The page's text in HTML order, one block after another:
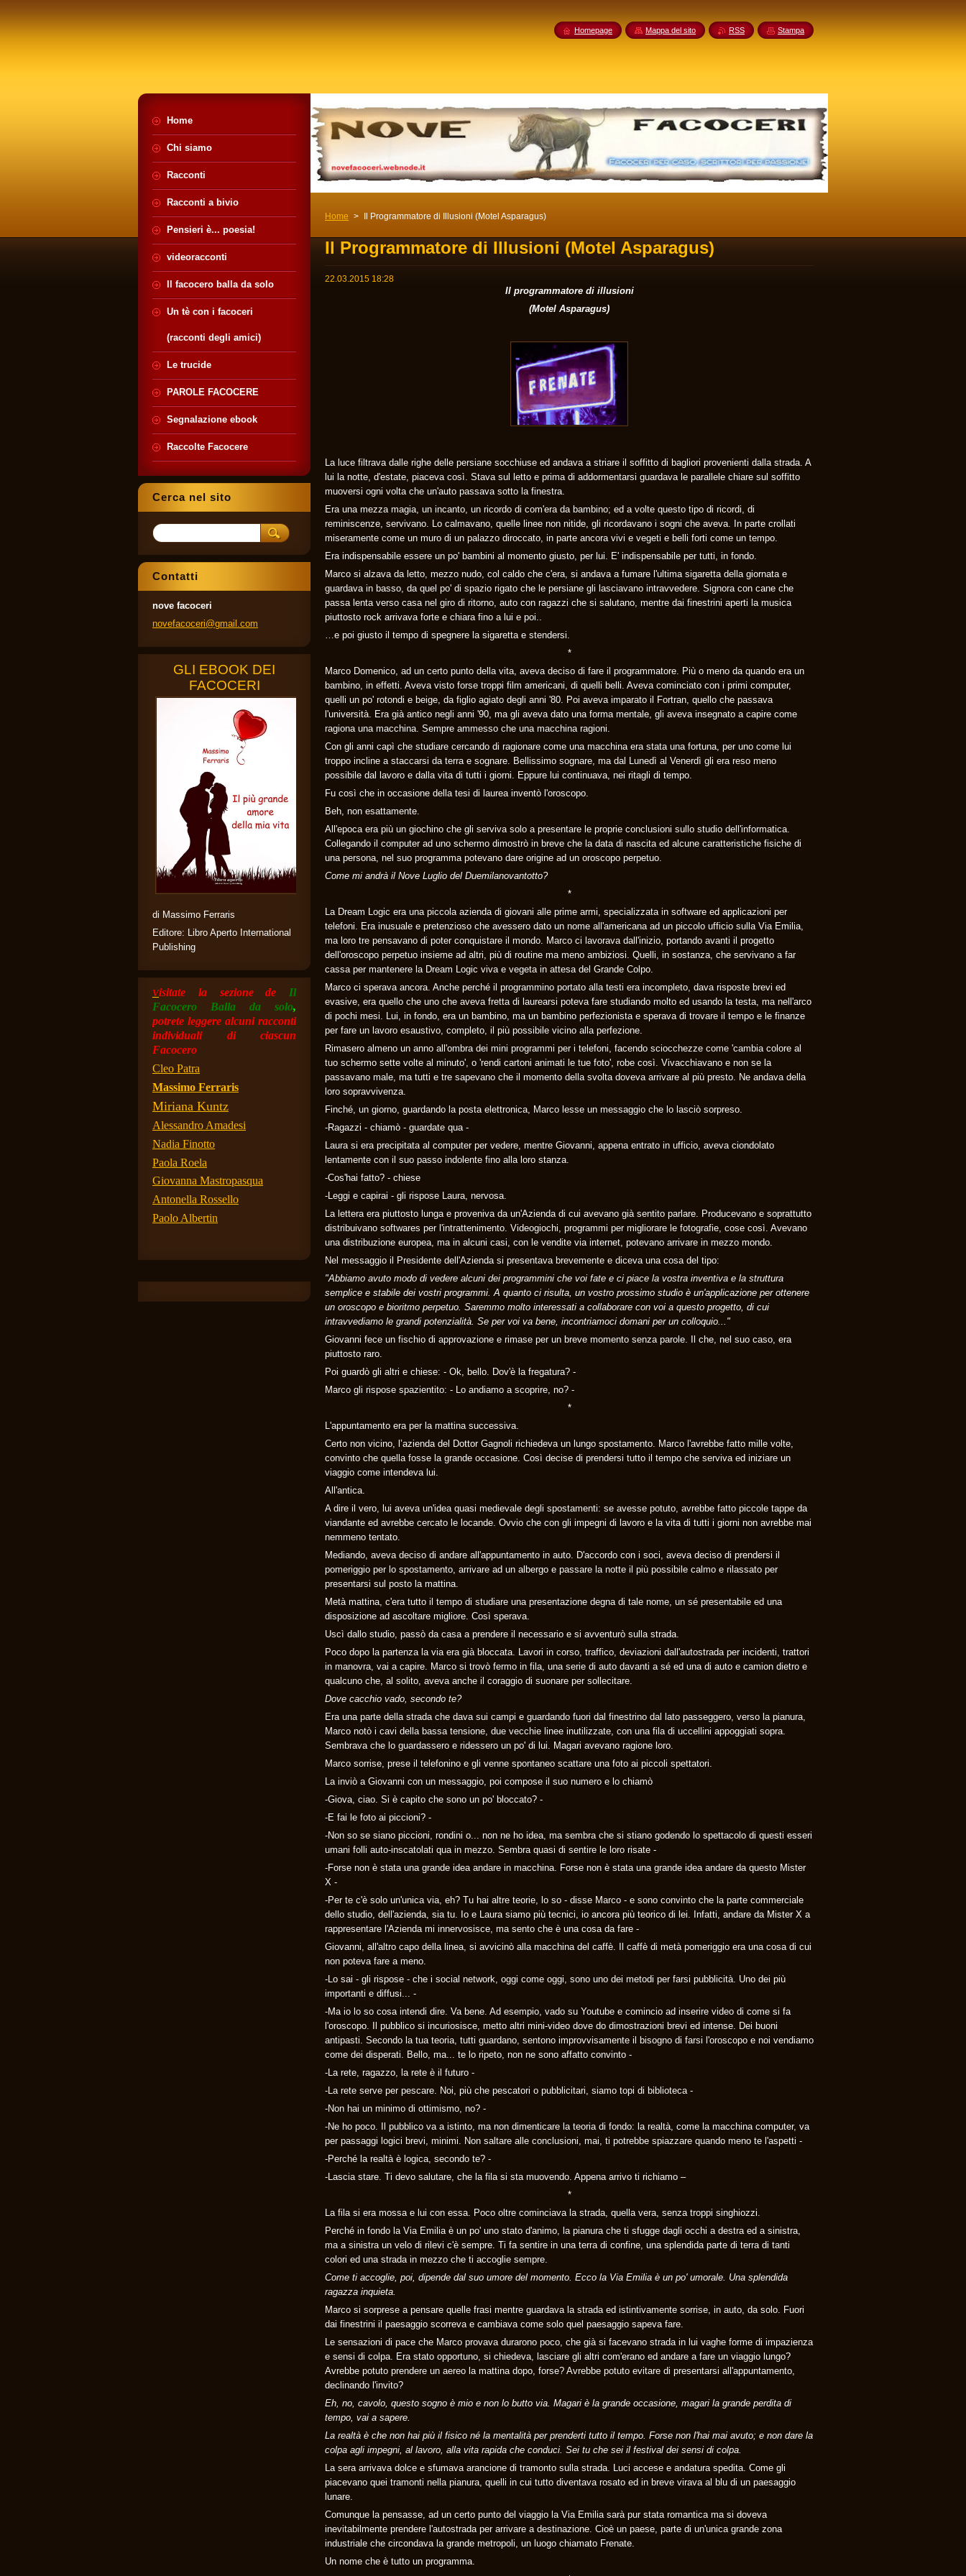
Home > Il Programmatore di Illusioni (Motel Asparagus)
Il Programmatore di Illusioni (Motel Asparagus)
22.03.2015 18:28
Il programmatore di illusioni
(Motel Asparagus)
La luce filtrava dalle righe delle persiane socchiuse ed andava a striare il soffitto di bagliori provenienti dalla strada. A
lui la notte, d'estate, piaceva così. Stava sul letto e prima di addormentarsi guardava le parallele chiare sul soffitto
muoversi ogni volta che un'auto passava sotto la finestra.
Era una mezza magia, un incanto, un ricordo di com'era da bambino; ed a volte questo tipo di ricordi, di
reminiscenze, servivano. Lo calmavano, quelle linee non nitide, gli ricordavano i sogni che aveva. In parte crollati
miseramente come un muro di un palazzo diroccato, in parte ancora vivi e vegeti e belli forti come un tempo.
Era indispensabile essere un po' bambini al momento giusto, per lui. E' indispensabile per tutti, in fondo.
Marco si alzava da letto, mezzo nudo, col caldo che c'era, si andava a fumare l'ultima sigaretta della giornata e
guardava in basso, da quel po' di spazio rigato che le persiane gli lasciavano intravvedere. Signora con cane che
passa lenta verso casa nel giro di ritorno, auto con ragazzi che si salutano, mentre dai finestrini aperti la musica
piuttosto rock arrivava forte e chiara fino a lui e poi..
…e poi giusto il tempo di spegnere la sigaretta e stendersi.
*
Marco Domenico, ad un certo punto della vita, aveva deciso di fare il programmatore. Più o meno da quando era un
bambino, in effetti. Aveva visto forse troppi film americani, di quelli belli. Aveva cominciato con i primi computer,
quelli un po' rotondi e beige, da figlio agiato degli anni '80. Poi aveva imparato il Fortran, quello che passava
l'università. Era già antico negli anni '90, ma gli aveva dato una forma mentale, gli aveva insegnato a capire come
ragiona una macchina. Sempre ammesso che una macchina ragioni.
Con gli anni capì che studiare cercando di ragionare come una macchina era stata una fortuna, per uno come lui
troppo incline a staccarsi da terra e sognare. Bellissimo sognare, ma dal Lunedì al Venerdì gli era reso meno
possibile dal lavoro e dalla vita di tutti i giorni. Eppure lui continuava, nei ritagli di tempo.
Fu così che in occasione della tesi di laurea inventò l'oroscopo.
Beh, non esattamente.
All'epoca era più un giochino che gli serviva solo a presentare le proprie conclusioni sullo studio dell'informatica.
Collegando il computer ad uno schermo dimostrò in breve che la data di nascita ed alcune caratteristiche fisiche di
una persona, nel suo programma potevano dare origine ad un oroscopo perpetuo.
Come mi andrà il Nove Luglio del Duemilanovantotto?
*
La Dream Logic era una piccola azienda di giovani alle prime armi, specializzata in software ed applicazioni per
telefoni. Era inusuale e pretenzioso che avessero dato un nome all'americana ad un piccolo ufficio sulla Via Emilia,
ma loro tre pensavano di poter conquistare il mondo. Marco ci lavorava dall'inizio, portando avanti il progetto
dell'oroscopo perpetuo insieme ad altri, più di routine ma meno ambiziosi. Quelli, in sostanza, che servivano a far
cassa per mantenere la Dream Logic viva e vegeta in attesa del Grande Colpo.
Marco ci sperava ancora. Anche perché il programmino portato alla testi era incompleto, dava risposte brevi ed
evasive, era quello che uno che aveva fretta di laurearsi poteva fare studiando molto ed usando la testa, ma nell'arco
di pochi mesi. Lui, in fondo, era un bambino, ma un bambino perfezionista e sperava di trovare il tempo e le finanze
per fare un lavoro esaustivo, completo, il più possibile vicino alla perfezione.
Rimasero almeno un anno all'ombra dei mini programmi per i telefoni, facendo sciocchezze come 'cambia colore al
tuo schermo sette volte al minuto', o 'rendi cartoni animati le tue foto', robe così. Vivacchiavano e non se la
passavano male, ma tutti e tre sapevano che il momento della svolta doveva arrivare al più presto. Ne andava della
loro sopravvivenza.
Finché, un giorno, guardando la posta elettronica, Marco lesse un messaggio che lo lasciò sorpreso.
-Ragazzi - chiamò - guardate qua -
Laura si era precipitata al computer per vedere, mentre Giovanni, appena entrato in ufficio, aveva ciondolato
lentamente con il suo passo indolente fino alla loro stanza.
-Cos'hai fatto? - chiese
-Leggi e capirai - gli rispose Laura, nervosa.
La lettera era piuttosto lunga e proveniva da un'Azienda di cui avevano già sentito parlare. Producevano e soprattutto
distribuivano softwares per l'intrattenimento. Videogiochi, programmi per migliorare le fotografie, cose così. Avevano
una distribuzione europea, ma in alcuni casi, con le vendite via internet, potevano arrivare in mezzo mondo.
Nel messaggio il Presidente dell'Azienda si presentava brevemente e diceva una cosa del tipo:
"Abbiamo avuto modo di vedere alcuni dei programmini che voi fate e ci piace la vostra inventiva e la struttura
semplice e stabile dei vostri programmi. A quanto ci risulta, un vostro prossimo studio è un'applicazione per ottenere
un oroscopo e bioritmo perpetuo. Saremmo molto interessati a collaborare con voi a questo progetto, di cui
intravvediamo le grandi potenzialità. Se per voi va bene, incontriamoci domani per un colloquio..."
Giovanni fece un fischio di approvazione e rimase per un breve momento senza parole. Il che, nel suo caso, era
piuttosto raro.
Poi guardò gli altri e chiese: - Ok, bello. Dov'è la fregatura? -
Marco gli rispose spazientito: - Lo andiamo a scoprire, no? -
*
L'appuntamento era per la mattina successiva.
Certo non vicino, l’azienda del Dottor Gagnoli richiedeva un lungo spostamento. Marco l'avrebbe fatto mille volte,
convinto che quella fosse la grande occasione. Così decise di prendersi tutto il tempo che serviva ed iniziare un
viaggio come intendeva lui.
All'antica.
A dire il vero, lui aveva un'idea quasi medievale degli spostamenti: se avesse potuto, avrebbe fatto piccole tappe da
viandante ed avrebbe cercato le locande. Ovvio che con gli impegni di lavoro e la vita di tutti i giorni non avrebbe mai
nemmeno tentato.
Mediando, aveva deciso di andare all'appuntamento in auto. D'accordo con i soci, aveva deciso di prendersi il
pomeriggio per lo spostamento, arrivare ad un albergo e passare la notte il più possibile calmo e rilassato per
presentarsi sul posto la mattina.
Metà mattina, c'era tutto il tempo di studiare una presentazione degna di tale nome, un sé presentabile ed una
disposizione ad ascoltare migliore. Così sperava.
Uscì dallo studio, passò da casa a prendere il necessario e si avventurò sulla strada.
Poco dopo la partenza la via era già bloccata. Lavori in corso, traffico, deviazioni dall'autostrada per incidenti, trattori
in manovra, vai a capire. Marco si trovò fermo in fila, una serie di auto davanti a sé ed una di auto e camion dietro e
qualcuno che, al solito, aveva anche il coraggio di suonare per sollecitare.
Dove cacchio vado, secondo te?
Era una parte della strada che dava sui campi e guardando fuori dal finestrino dal lato passeggero, verso la pianura,
Marco notò i cavi della bassa tensione, due vecchie linee inutilizzate, con una fila di uccellini appoggiati sopra.
Sembrava che lo guardassero e ridessero un po' di lui. Magari avevano ragione loro.
Marco sorrise, prese il telefonino e gli venne spontaneo scattare una foto ai piccoli spettatori.
La inviò a Giovanni con un messaggio, poi compose il suo numero e lo chiamò
-Giova, ciao. Si è capito che sono un po' bloccato? -
-E fai le foto ai piccioni? -
-Non so se siano piccioni, rondini o... non ne ho idea, ma sembra che si stiano godendo lo spettacolo di questi esseri
umani folli auto-inscatolati qua in mezzo. Sembra quasi di sentire le loro risate -
-Forse non è stata una grande idea andare in macchina. Forse non è stata una grande idea andare da questo Mister
X -
-Per te c'è solo un'unica via, eh? Tu hai altre teorie, lo so - disse Marco - e sono convinto che la parte commerciale
dello studio, dell'azienda, sia tu. Io e Laura siamo più tecnici, io ancora più teorico di lei. Infatti, andare da Mister X a
rappresentare l'Azienda mi innervosisce, ma sento che è una cosa da fare -
Giovanni, all'altro capo della linea, si avvicinò alla macchina del caffè. Il caffè di metà pomeriggio era una cosa di cui
non poteva fare a meno.
-Lo sai - gli rispose - che i social network, oggi come oggi, sono uno dei metodi per farsi pubblicità. Uno dei più
importanti e diffusi... -
-Ma io lo so cosa intendi dire. Va bene. Ad esempio, vado su Youtube e comincio ad inserire video di come si fa
l'oroscopo. Il pubblico si incuriosisce, metto altri mini-video dove do dimostrazioni brevi ed intense. Dei buoni
antipasti. Secondo la tua teoria, tutti guardano, sentono improvvisamente il bisogno di farsi l'oroscopo e noi vendiamo
come dei disperati. Bello, ma... te lo ripeto, non ne sono affatto convinto -
-La rete, ragazzo, la rete è il futuro -
-La rete serve per pescare. Noi, più che pescatori o pubblicitari, siamo topi di biblioteca -
-Non hai un minimo di ottimismo, no? -
-Ne ho poco. Il pubblico va a istinto, ma non dimenticare la teoria di fondo: la realtà, come la macchina computer, va
per passaggi logici brevi, minimi. Non saltare alle conclusioni, mai, ti potrebbe spiazzare quando meno te l'aspetti -
-Perché la realtà è logica, secondo te? -
-Lascia stare. Ti devo salutare, che la fila si sta muovendo. Appena arrivo ti richiamo –
*
La fila si era mossa e lui con essa. Poco oltre cominciava la strada, quella vera, senza troppi singhiozzi.
Perché in fondo la Via Emilia è un po' uno stato d'animo, la pianura che ti sfugge dagli occhi a destra ed a sinistra,
ma a sinistra un velo di rilevi c'è sempre. Ti fa sentire in una terra di confine, una splendida parte di terra di tanti
colori ed una strada in mezzo che ti accoglie sempre.
Come ti accoglie, poi, dipende dal suo umore del momento. Ecco la Via Emilia è un po' umorale. Una splendida
ragazza inquieta.
Marco si sorprese a pensare quelle frasi mentre guardava la strada ed istintivamente sorrise, in auto, da solo. Fuori
dai finestrini il paesaggio scorreva e cambiava come solo quel paesaggio sapeva fare.
Le sensazioni di pace che Marco provava durarono poco, che già si facevano strada in lui vaghe forme di impazienza
e sensi di colpa. Era stato opportuno, si chiedeva, lasciare gli altri com'erano ed andare a fare un viaggio lungo?
Avrebbe potuto prendere un aereo la mattina dopo, forse? Avrebbe potuto evitare di presentarsi all'appuntamento,
declinando l'invito?
Eh, no, cavolo, questo sogno è mio e non lo butto via. Magari è la grande occasione, magari la grande perdita di
tempo, vai a sapere.
La realtà è che non hai più il fisico né la mentalità per prenderti tutto il tempo. Forse non l'hai mai avuto; e non dare la
colpa agli impegni, al lavoro, alla vita rapida che conduci. Sei tu che sei il festival dei sensi di colpa.
La sera arrivava dolce e sfumava arancione di tramonto sulla strada. Luci accese e andatura spedita. Come gli
piacevano quei tramonti nella pianura, quelli in cui tutto diventava rosato ed in breve virava al blu di un paesaggio
lunare.
Comunque la pensasse, ad un certo punto del viaggio la Via Emilia sarà pur stata romantica ma si doveva
inevitabilmente prendere l'autostrada per arrivare a destinazione. Cioè un paese, parte di un'unica grande zona
industriale che circondava la grande metropoli, un luogo chiamato Frenate.
Un nome che è tutto un programma.
Home
Chi siamo
Racconti
Racconti a bivio
Pensieri è... poesia!
videoracconti
Il facocero balla da solo
Un tè con i facoceri
(racconti degli amici)
Le trucide
PAROLE FACOCERE
Segnalazione ebook
Raccolte Facocere
Cerca nel sito
Contatti
nove facoceri
novefacoceri@gmail.com
GLI EBOOK DEI
FACOCERI
di Massimo Ferraris
Editore: Libro Aperto International
Publishing
Visitate la sezione de Il
Facocero Balla da solo,
potrete leggere alcuni racconti
individuali di ciascun
Facocero
Cleo Patra
Massimo Ferraris
Miriana Kuntz
Alessandro Amadesi
Nadia Finotto
Paola Roela
Giovanna Mastropasqua
Antonella Rossello
Paolo Albertin
Homepage Mappa del sito RSS Stampa